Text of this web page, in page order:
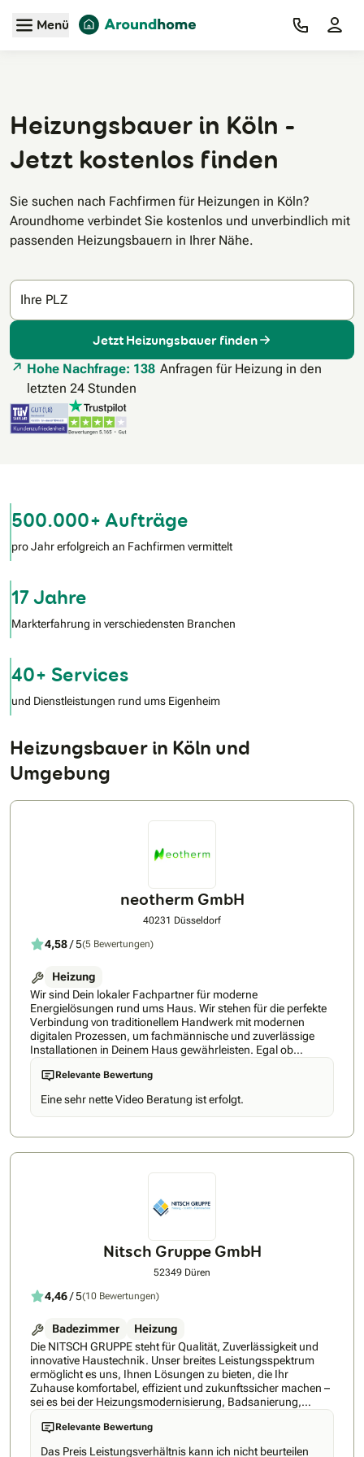
Zum Hauptinhalt
Menü
Heizungsbauer in Köln -
Jetzt kostenlos finden
Sie suchen nach Fachfirmen für Heizungen in Köln?
Aroundhome verbindet Sie kostenlos und unverbindlich mit
passenden Heizungsbauern in Ihrer Nähe.
Ihre PLZ
Jetzt Heizungsbauer finden
Hohe Nachfrage: 138 Anfragen für Heizung in den
letzten 24 Stunden
500.000+ Aufträge
pro Jahr erfolgreich an Fachfirmen vermittelt
17 Jahre
Markterfahrung in verschiedensten Branchen
40+ Services
und Dienstleistungen rund ums Eigenheim
Heizungsbauer in Köln und
Umgebung
neotherm GmbH
40231 Düsseldorf
4,58/ 5(5 Bewertungen)
Heizung
Wir sind Dein lokaler Fachpartner für moderne
Energielösungen rund ums Haus. Wir stehen für die perfekte
Verbindung von traditionellem Handwerk mit modernen
digitalen Prozessen, um fachmännische und zuverlässige
Installationen in Deinem Haus gewährleisten. Egal ob
Wärmepumpe, Photovoltaik, Klimagerät und alles, was dazu
gehört - neotherm berät Dich kompetent und unterbreitet Dir
ein schnelles Angebot. Dafür sorgt unser technischer
Geschäftsführer Klaus Tönnies. Er ist Meister (Installateur
und Heizungsbauer), dazu Elektrotechniker und
Deine Immobilie eine maßgeschneiderte Lösung finden. Wir
Erdwärmepumpen. Unser Angebot ist primär auf die
Premium-Marken Bosch, Buderus und die ZEWO
jedoch auch Wärmepumpen der Hersteller Viessmann,
Junkers, Daikin und Vaillant an. Wir arbeiten
herstellerunabhängig und zielen darauf ab für Dein Zuhause
Relevante Bewertung
Eine sehr nette Video Beratung ist erfolgt.
Nitsch Gruppe GmbH
52349 Düren
4,46/ 5(10 Bewertungen)
Badezimmer
Heizung
Die NITSCH GRUPPE steht für Qualität, Zuverlässigkeit und
innovative Haustechnik. Unser breites Leistungsspektrum
ermöglicht es uns, Ihnen Lösungen zu bieten, die Ihr
Zuhause komfortabel, effizient und zukunftssicher machen –
sei es bei der Heizungsmodernisierung, Badsanierung,
professionellen Fliesenarbeiten oder modernen
Elektrotechnik- und Smart-Home-Lösungen. Egal, ob
Neubau oder Sanierung: Wir begleiten Sie von der ersten
Relevante Bewertung
Das Preis Leistungsverhältnis kann ich nicht beurteilen